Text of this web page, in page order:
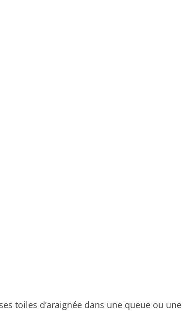
toiles d’araignée dans une queue ou une